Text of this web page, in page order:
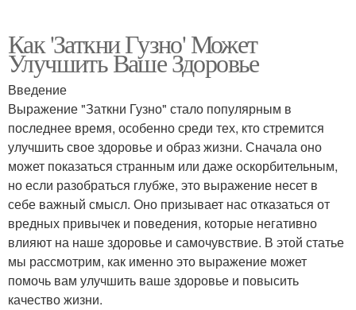
Как 'Заткни Гузно' Может
Улучшить Ваше Здоровье
Введение
Выражение "Заткни Гузно" стало популярным в
последнее время, особенно среди тех, кто стремится
улучшить свое здоровье и образ жизни. Сначала оно
может показаться странным или даже оскорбительным,
но если разобраться глубже, это выражение несет в
себе важный смысл. Оно призывает нас отказаться от
вредных привычек и поведения, которые негативно
влияют на наше здоровье и самочувствие. В этой статье
мы рассмотрим, как именно это выражение может
помочь вам улучшить ваше здоровье и повысить
качество жизни.